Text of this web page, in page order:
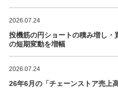
2026.07.24
投機筋の円ショートの積み増し
の短期変動を増幅
2026.07.24
26年6月の「チェーンストア売上